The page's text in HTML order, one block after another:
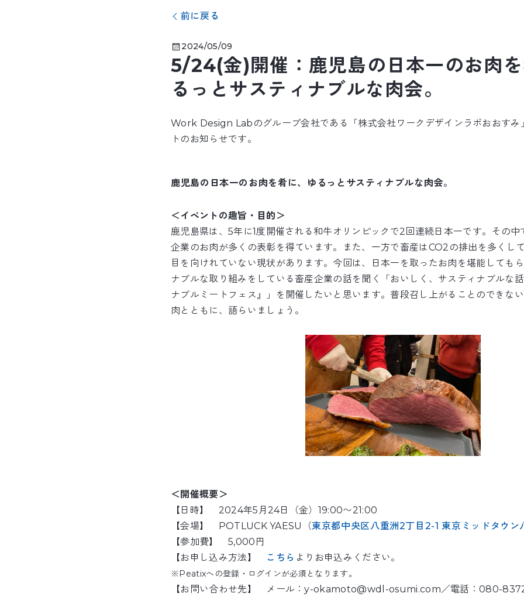
前に戻る
2024/05/09
5/24(金)開催：鹿児島の日本一のお肉
るっとサスティナブルな肉会。
Work Design Labのグループ会社である「株式会社ワークデザインラボおおすみ
トのお知らせです。
鹿児島の日本一のお肉を肴に、ゆるっとサスティナブルな肉会。
＜イベントの趣旨・目的＞
鹿児島県は、5年に1度開催される和牛オリンピックで2回連続日本一です。その中
企業のお肉が多くの表彰を得ています。また、一方で畜産はCO2の排出を多くし
目を向けれていない現状があります。今回は、日本一を取ったお肉を堪能しても
ナブルな取り組みをしている畜産企業の話を聞く「おいしく、サスティナブルな
ナブルミートフェス』」を開催したいと思います。普段召し上がることのできな
肉とともに、語らいましょう。
＜開催概要＞
【日時】 2024年5月24日（金）19:00〜21:00
【会場】 POTLUCK YAESU（東京都中央区八重洲2丁目2-1 東京ミッドタウン
【参加費】 5,000円
【お申し込み方法】 こちら よりお申込みください。
※Peatixへの登録・ログインが必須となります。
【お問い合わせ先】 メール：y-okamoto@wdl-osumi.com／電話：080-